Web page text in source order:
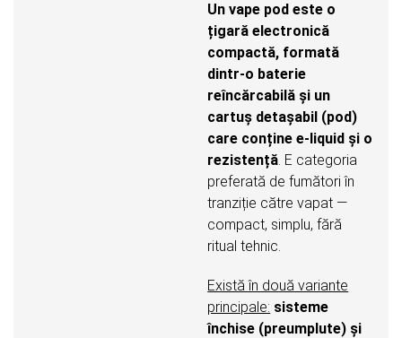
Un vape pod este o
țigară electronică
compactă, formată
dintr-o baterie
reîncărcabilă și un
cartuș detașabil (pod)
care conține e-liquid și o
rezistență. E categoria
preferată de fumători în
tranziție către vapat —
compact, simplu, fără
ritual tehnic.
Există în două variante
principale: sisteme
închise (preumplute) și